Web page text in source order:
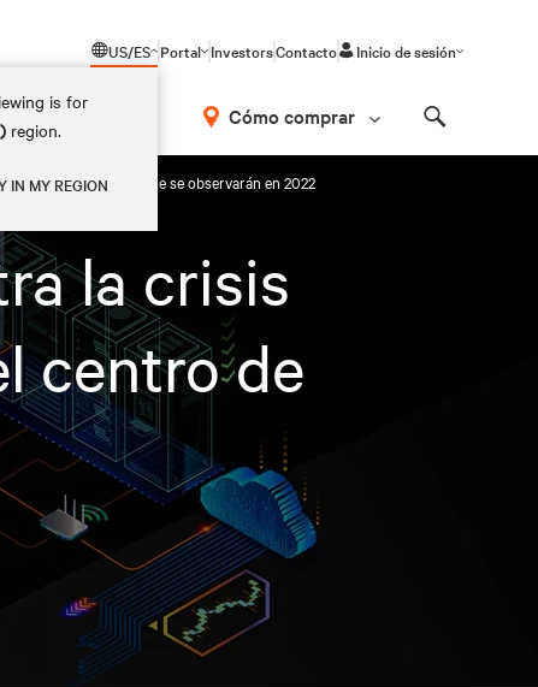
US/ES
is for
region.
IN MY REGION
Portal InvestorsContacto Inicio de sesión
Cómo comprar
del centro de datos que se observarán en 2022
la crisis
centro de